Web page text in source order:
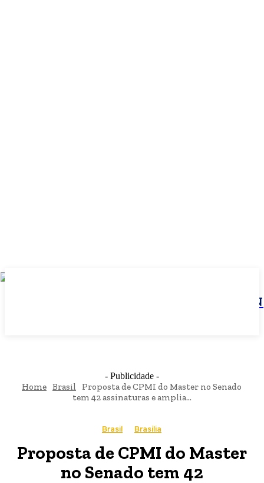
JBN
- Publicidade -
Home Brasil
Proposta de CPMI do Master no Senado
tem 42 assinaturas e amplia...
Brasil Brasília
Proposta de CPMI do Master
no Senado tem 42